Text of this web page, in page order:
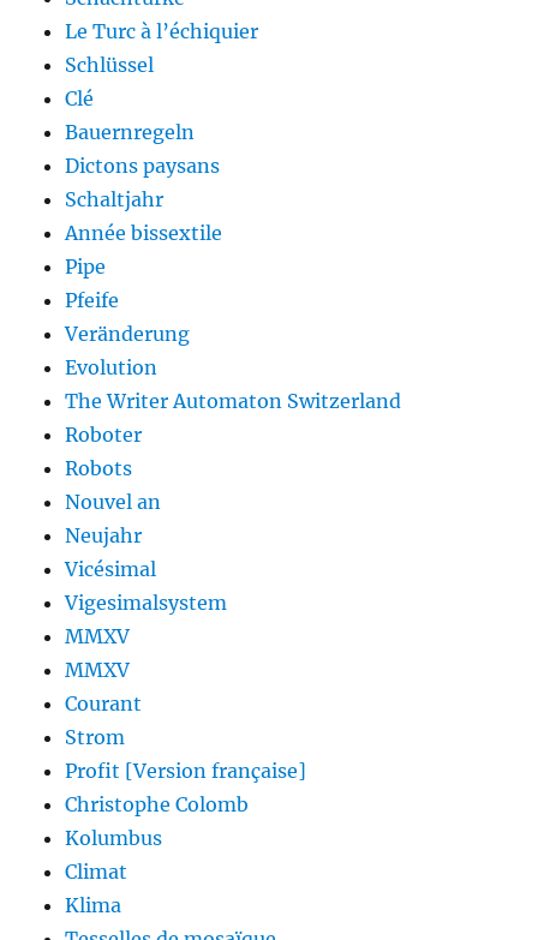
Le Turc à l’échiquier
Schlüssel
Clé
Bauernregeln
Dictons paysans
Schaltjahr
Année bissextile
Pipe
Pfeife
Veränderung
Evolution
The Writer Automaton Switzerland
Roboter
Robots
Nouvel an
Neujahr
Vicésimal
Vigesimalsystem
MMXV
MMXV
Courant
Strom
Profit [Version française]
Christophe Colomb
Kolumbus
Climat
Klima